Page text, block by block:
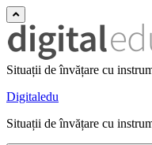
Situații de învățare cu
Digitaledu
Situații de învățare cu